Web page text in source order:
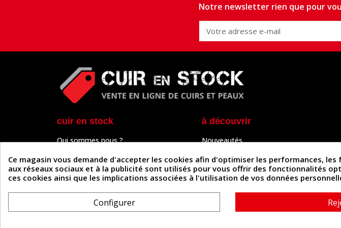
Notre newsletter rien que pour
cuir en stock
Qui sommes nous ?
Paiement sécurisé
Un problème de connexion ?
Frais de livraison
Formulaire de rétractation
à découvrir
Nouveautés
Outils & Accessoires
Tutos
Actualités
Ce magasin vous demande d'accepter les cookies afin d'optimiser les performances,
aux réseaux sociaux et à la publicité sont utilisés pour vous offrir des fonctionnalités
ces cookies ainsi que les implications associées à l'utilisation de vos données
Configurer